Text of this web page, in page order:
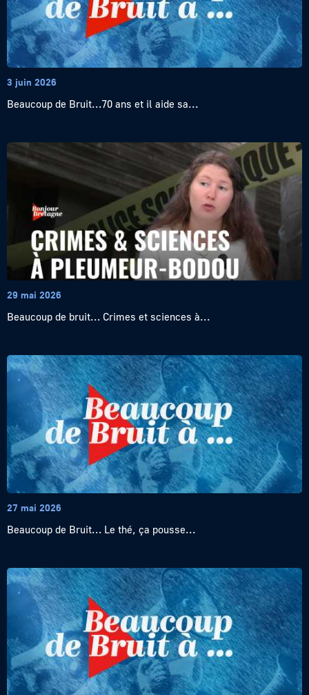
3 juin 2026
Beaucoup de Bruit…70 ans et il aide sa...
29 mai 2026
Beaucoup de bruit… Crimes et sciences à...
27 mai 2026
Beaucoup de Bruit… Le thé, ça pousse...